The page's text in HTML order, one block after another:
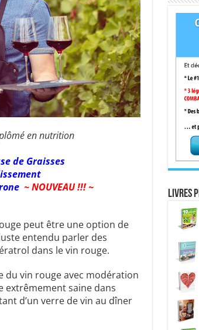
en nutrition
de Graisses
~ NOUVEAU !!! ~
peut être une option de
entendu parler des
dans le vin rouge.
du vin rouge avec modération
extrêmement saine dans
d’un verre de vin au dîner
Livres